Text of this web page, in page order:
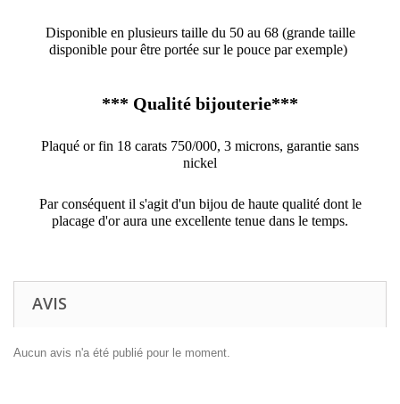
Disponible en plusieurs taille du 50 au 68 (grande taille
disponible pour être portée sur le pouce par exemple)
*** Qualité bijouterie***
Plaqué or fin 18 carats 750/000, 3 microns, garantie sans
nickel
Par conséquent il s'agit d'un bijou de haute qualité dont le
placage d'or aura une excellente tenue dans le temps.
AVIS
Aucun avis n'a été publié pour le moment.